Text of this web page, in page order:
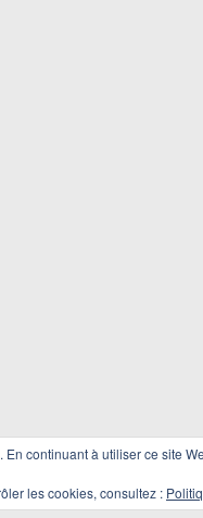
continuant à utiliser ce site
les cookies, consultez :